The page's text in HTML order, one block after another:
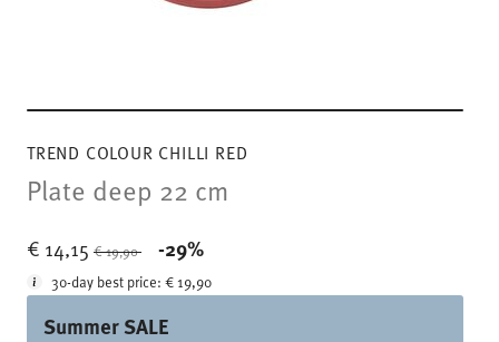
TREND COLOUR CHILLI RED
Plate deep 22 cm
€ 14,15 Price reduced from
€ 19,90 -29%
30-day best price:€ 19,90
Summer SALE